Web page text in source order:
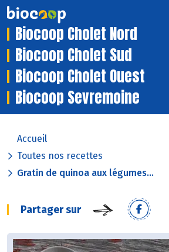
Biocoop Cholet Nord
Biocoop Cholet Sud
Biocoop Cholet Ouest
Biocoop Sevremoine
Accueil
Toutes nos recettes
Gratin de quinoa aux légumes...
Partager sur